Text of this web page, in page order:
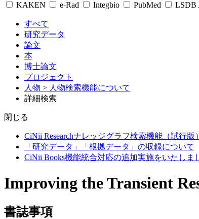
KAKEN
e-Rad Integbio PubMed LSDB
すべて
研究データ
論文
本
博士論文
プロジェクト
人物 > 人物検索機能について
詳細検索
閉じる
CiNii Researchナレッジグラフ検索機能（試行
「研究データ」「根拠データ」の収録について
CiNii Books機能統合対応の追加実施をいたしま
Improving the Transient
書誌事項